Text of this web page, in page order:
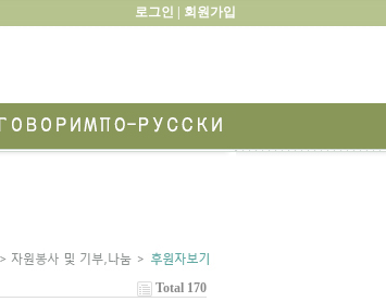
로그인 | 회원가입
Total 170